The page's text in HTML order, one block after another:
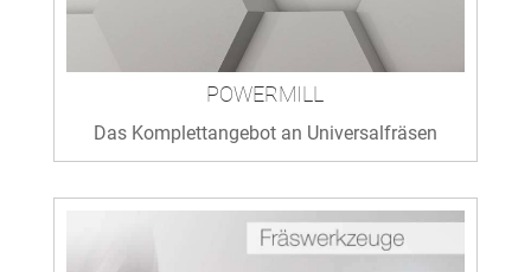
POWERMILL
Das Komplettangebot an Universalfräsen